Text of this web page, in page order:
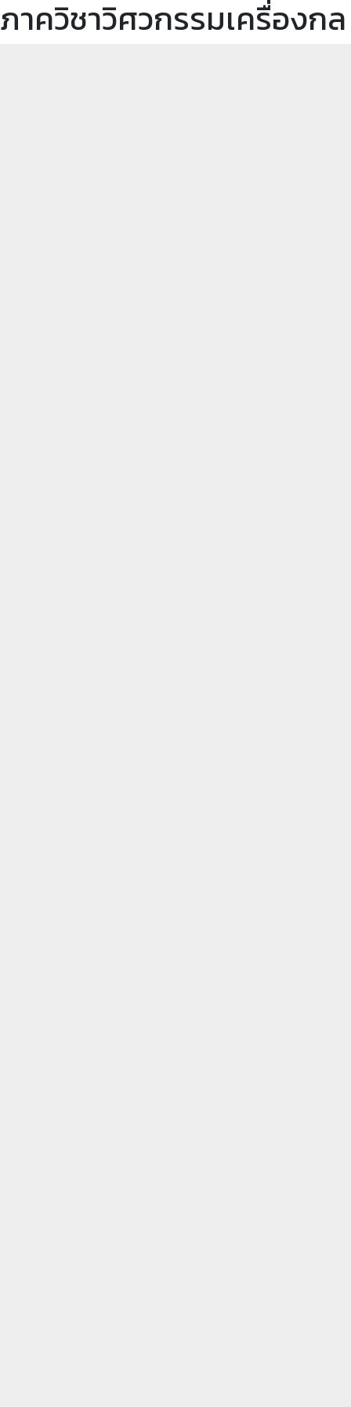
ภาควิชาวิศวกรรมเครื่องกล